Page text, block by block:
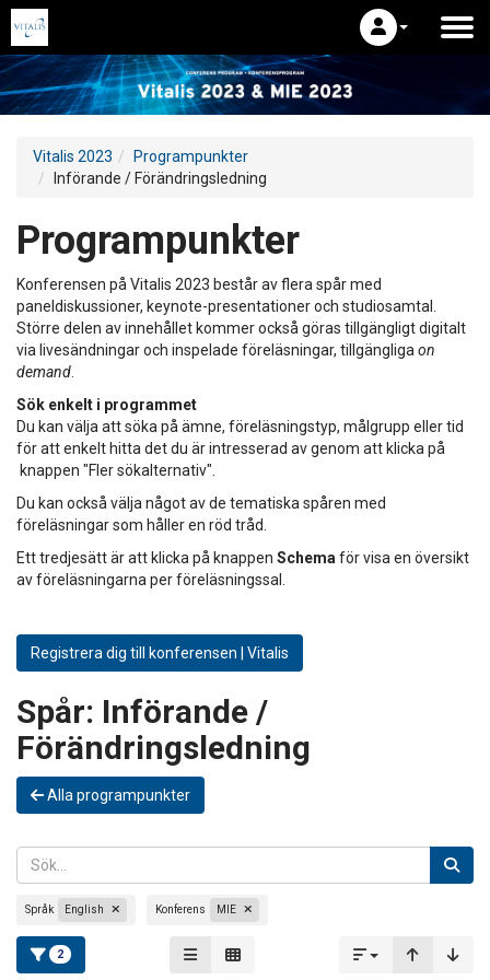
Vitalis 2023
Programpunkter
Införande / Förändringsledning
Programpunkter
Konferensen på Vitalis 2023 består av flera spår med
paneldiskussioner, keynote-presentationer och studiosamtal.
Större delen av innehållet kommer också göras tillgängligt digitalt
via livesändningar och inspelade föreläsningar, tillgängliga on
demand
Sök enkelt i programmet
Du kan välja att söka på ämne, föreläsningstyp, målgrupp eller tid
för att enkelt hitta det du är intresserad av genom att klicka på
knappen "Fler sökalternativ".
Du kan också välja något av de tematiska spåren med
föreläsningar som håller en röd tråd.
Ett tredjesätt är att klicka på knappen Schema för visa en översikt
av föreläsningarna per föreläsningssal.
Registrera dig till konferensen | Vitalis
Spår: Införande /
Förändringsledning
Alla programpunkter
Språk English Konferens MIE
2